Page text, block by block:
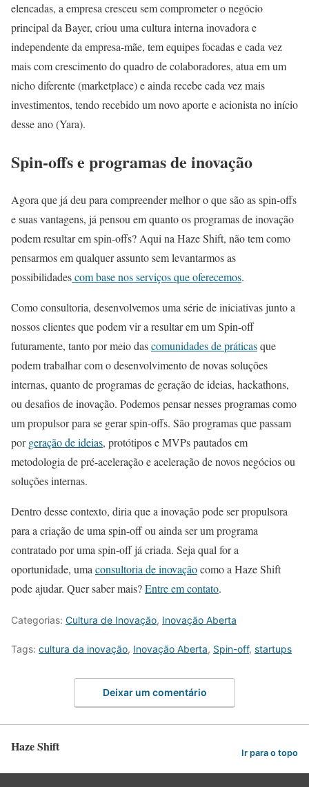
elencadas, a empresa cresceu sem comprometer o negócio
principal da Bayer, criou uma cultura interna inovadora e
independente da empresa-mãe, tem equipes focadas e cada vez
mais com crescimento do quadro de colaboradores, atua em um
nicho diferente (marketplace) e ainda recebe cada vez mais
investimentos, tendo recebido um novo aporte e acionista no início
desse ano (Yara).
Spin-offs e programas de inovação
Agora que já deu para compreender melhor o que são as spin-offs
e suas vantagens, já pensou em quanto os programas de inovação
podem resultar em spin-offs? Aqui na Haze Shift, não tem como
pensarmos em qualquer assunto sem levantarmos as
possibilidadescom base nos serviços que oferecemos.
Como consultoria, desenvolvemos uma série de iniciativas junto a
nossos clientes que podem vir a resultar em um Spin-off
futuramente, tanto por meio dascomunidades de práticasque
podem trabalhar com o desenvolvimento de novas soluções
internas, quanto de programas de geração de ideias, hackathons,
ou desafios de inovação. Podemos pensar nesses programas como
um propulsor para se gerar spin-offs. São programas que passam
porgeração de ideias, protótipos e MVPs pautados em
metodologia de pré-aceleração e aceleração de novos negócios ou
soluções internas.
Dentro desse contexto, diria que a inovação pode ser propulsora
para a criação de uma spin-off ou ainda ser um programa
contratado por uma spin-off já criada. Seja qual for a
oportunidade, umaconsultoria de inovaçãocomo a Haze Shift
pode ajudar. Quer saber mais?Entre em contato.
Categorias: Cultura de Inovação, Inovação Aberta
Tags: cultura da inovação, Inovação Aberta, Spin-off, startups
Deixar um comentário
Haze Shift Ir para o topo